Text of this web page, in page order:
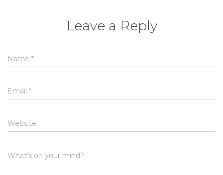
Leave a Reply
Name *
Email *
Website
What's on your mind?